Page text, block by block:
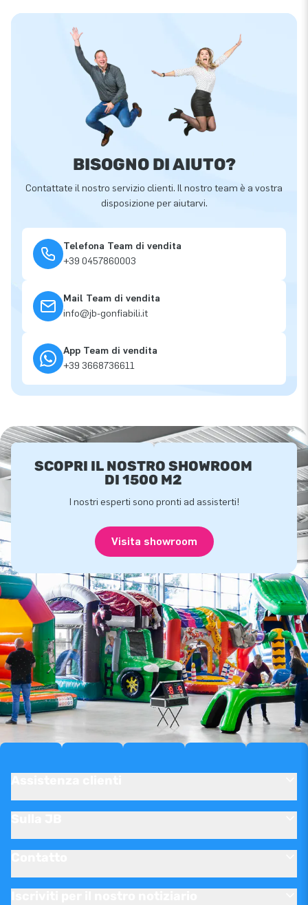
BISOGNO DI AIUTO?
Contattate il nostro servizio clienti. Il nostro team è a vostra
disposizione per aiutarvi.
Telefona Team di vendita
+39 0457860003
Mail Team di vendita
info@jb-gonfiabili.it
App Team di vendita
+39 3668736611
SCOPRI IL NOSTRO SHOWROOM
DI 1500 M2
I nostri esperti sono pronti ad assisterti!
Visita showroom